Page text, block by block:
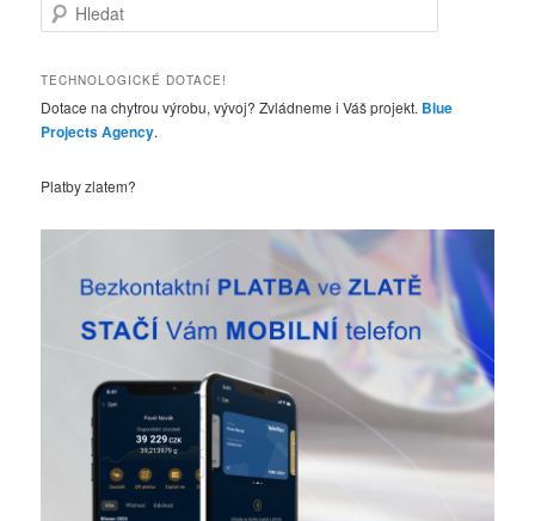
l
d
t
TECHNOLOGICKÉ DOTACE!
Dotace na chytrou výrobu, vývoj? Zvládneme i Váš projekt. Blue
Projects Agency.
Platby zlatem?